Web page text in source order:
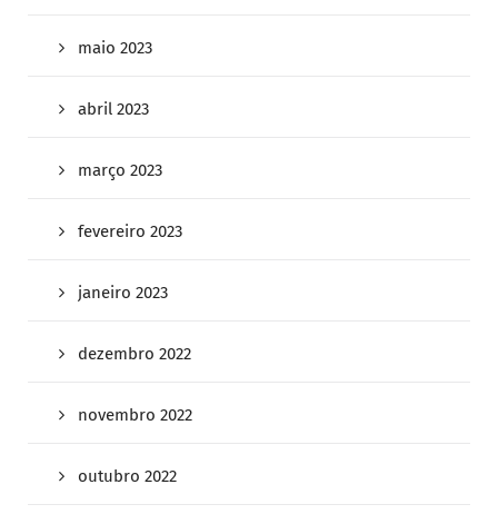
maio 2023
abril 2023
março 2023
fevereiro 2023
janeiro 2023
dezembro 2022
novembro 2022
outubro 2022